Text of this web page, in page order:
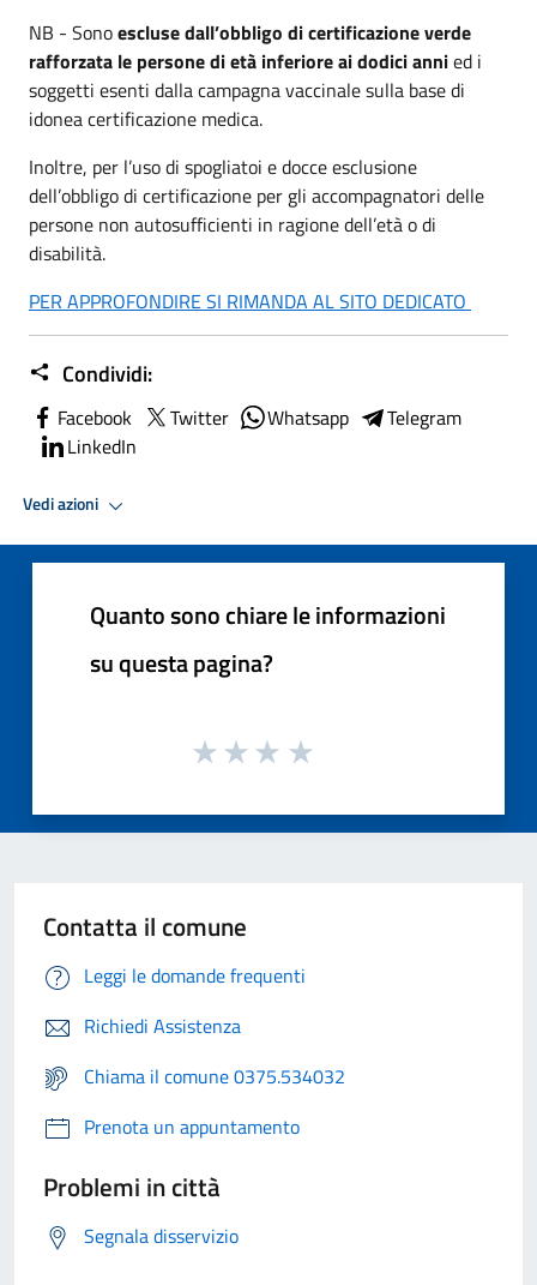
NB - Sonoescluse dall’obbligo di certificazione verde
rafforzata le persone di età inferiore ai dodici annied i
soggetti esenti dalla campagna vaccinale sulla base di
idonea certificazione medica.
Inoltre, per l’uso di spogliatoi e docce esclusione
dell’obbligo di certificazione per gli accompagnatori delle
persone non autosufficienti in ragione dell’età o di
disabilità.
PER APPROFONDIRE SI RIMANDA AL SITO DEDICATO
Condividi:
Facebook Twitter Whatsapp
Telegram
LinkedIn
Vedi azioni
Quanto sono chiare le informazioni
su questa pagina?
Contatta il comune
Leggi le domande frequenti
Richiedi Assistenza
Chiama il comune 0375.534032
Prenota un appuntamento
Problemi in città
Segnala disservizio